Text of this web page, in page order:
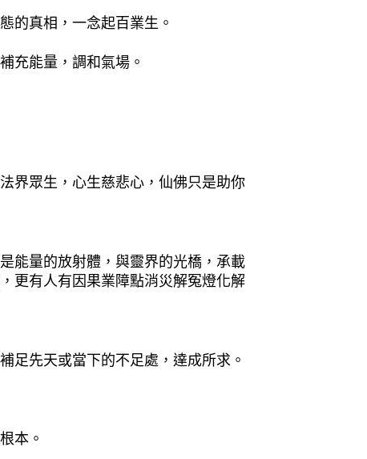
的真相，一念起百業生。
充能量，調和氣場。
界眾生，心生慈悲心，仙佛只是助你
能量的放射體，與靈界的光橋，承載
更有人有因果業障點消災解冤燈化解
足先天或當下的不足處，達成所求。
本。